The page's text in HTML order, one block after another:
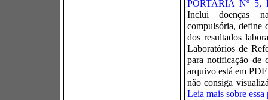
PORTARIA Nº 5,
Inclui doenças
compulsória, define
dos resultados
Laboratórios de
para notificação de
arquivo está em
não consiga
Leia mais sobre essa